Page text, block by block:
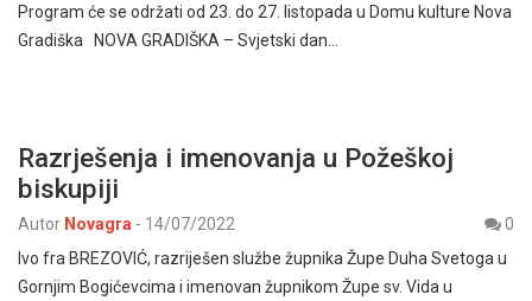
Program će se održati od 23. do 27. listopada u Domu kulture Nova
Gradiška NOVA GRADIŠKA – Svjetski dan…
Razrješenja i imenovanja u Požeškoj
biskupiji
Autor Novagra - 14/07/2022
0
Ivo fra BREZOVIĆ, razriješen službe župnika Župe Duha Svetoga u
Gornjim Bogićevcima i imenovan župnikom Župe sv. Vida u